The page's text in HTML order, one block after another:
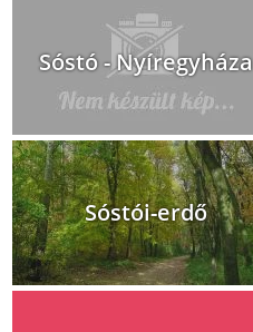
Sóstó - Nyíregyháza
Sóstói-erdő